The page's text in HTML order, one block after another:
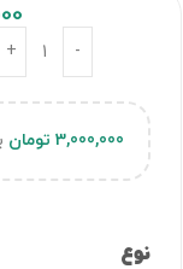
3,000,000 تومان
نوع